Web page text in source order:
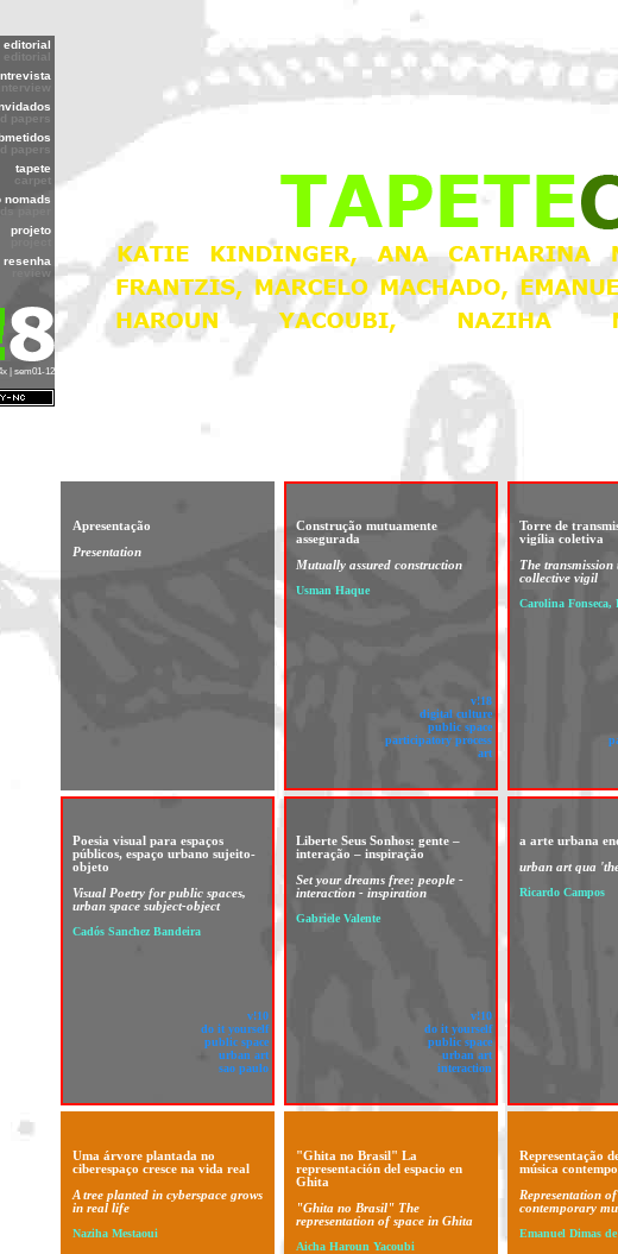
editorial
editorial
interview
papers
papers
tapete
carpet
nomads
paper
projeto
resenha
| sem01-12
Apresentação
Presentation
Construção mutuamente
assegurada
Mutually assured construction
Usman Haque
v!18
digital culture
public space
participatory process
art
Torre de
vigília coletiva
The transmission
collective vigil
Carolina Fonseca,
Poesia visual para espaços
públicos, espaço urbano sujeito-
objeto
Visual Poetry for public spaces,
urban space subject-object
Cadós Sanchez Bandeira
v!10
do it yourself
public space
urban art
sao paulo
Liberte Seus Sonhos: gente –
interação – inspiração
Set your dreams free: people -
interaction - inspiration
Gabriele Valente
v!10
do it yourself
public space
urban art
interaction
a arte urbana
urban art qua
Ricardo Campos
Uma árvore plantada no
ciberespaço cresce na vida real
A tree planted in cyberspace grows
in real life
Naziha Mestaoui
"Ghita no Brasil" La
representación del espacio en
Ghita
"Ghita no Brasil" The
representation of space in Ghita
Aicha Haroun Yacoubi
Representação
música
Representation
contemporary
Emanuel Dimas